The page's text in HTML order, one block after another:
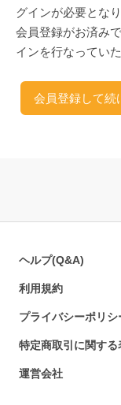
グインが必要となり
会員登録がお済み
インを行なってい
会員登録して続
ヘルプ(Q&A)
利用規約
プライバシーポリシ
特定商取引に関する
運営会社